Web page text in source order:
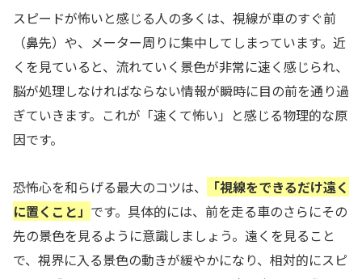
スピードが怖いと感じる人の多くは、視線が車のすぐ前
（鼻先）や、メーター周りに集中してしまっています。近
くを見ていると、流れていく景色が非常に速く感じられ、
脳が処理しなければならない情報が瞬時に目の前を通り過
ぎていきます。これが「速くて怖い」と感じる物理的な原
因です。
恐怖心を和らげる最大のコツは、
「視線をできるだけ遠く
に置くこと」 です。具体的には、前を走る車のさらにその
先の景色を見るように意識しましょう。遠くを見ること
で、視界に入る景色の動きが緩やかになり、相対的にスピ